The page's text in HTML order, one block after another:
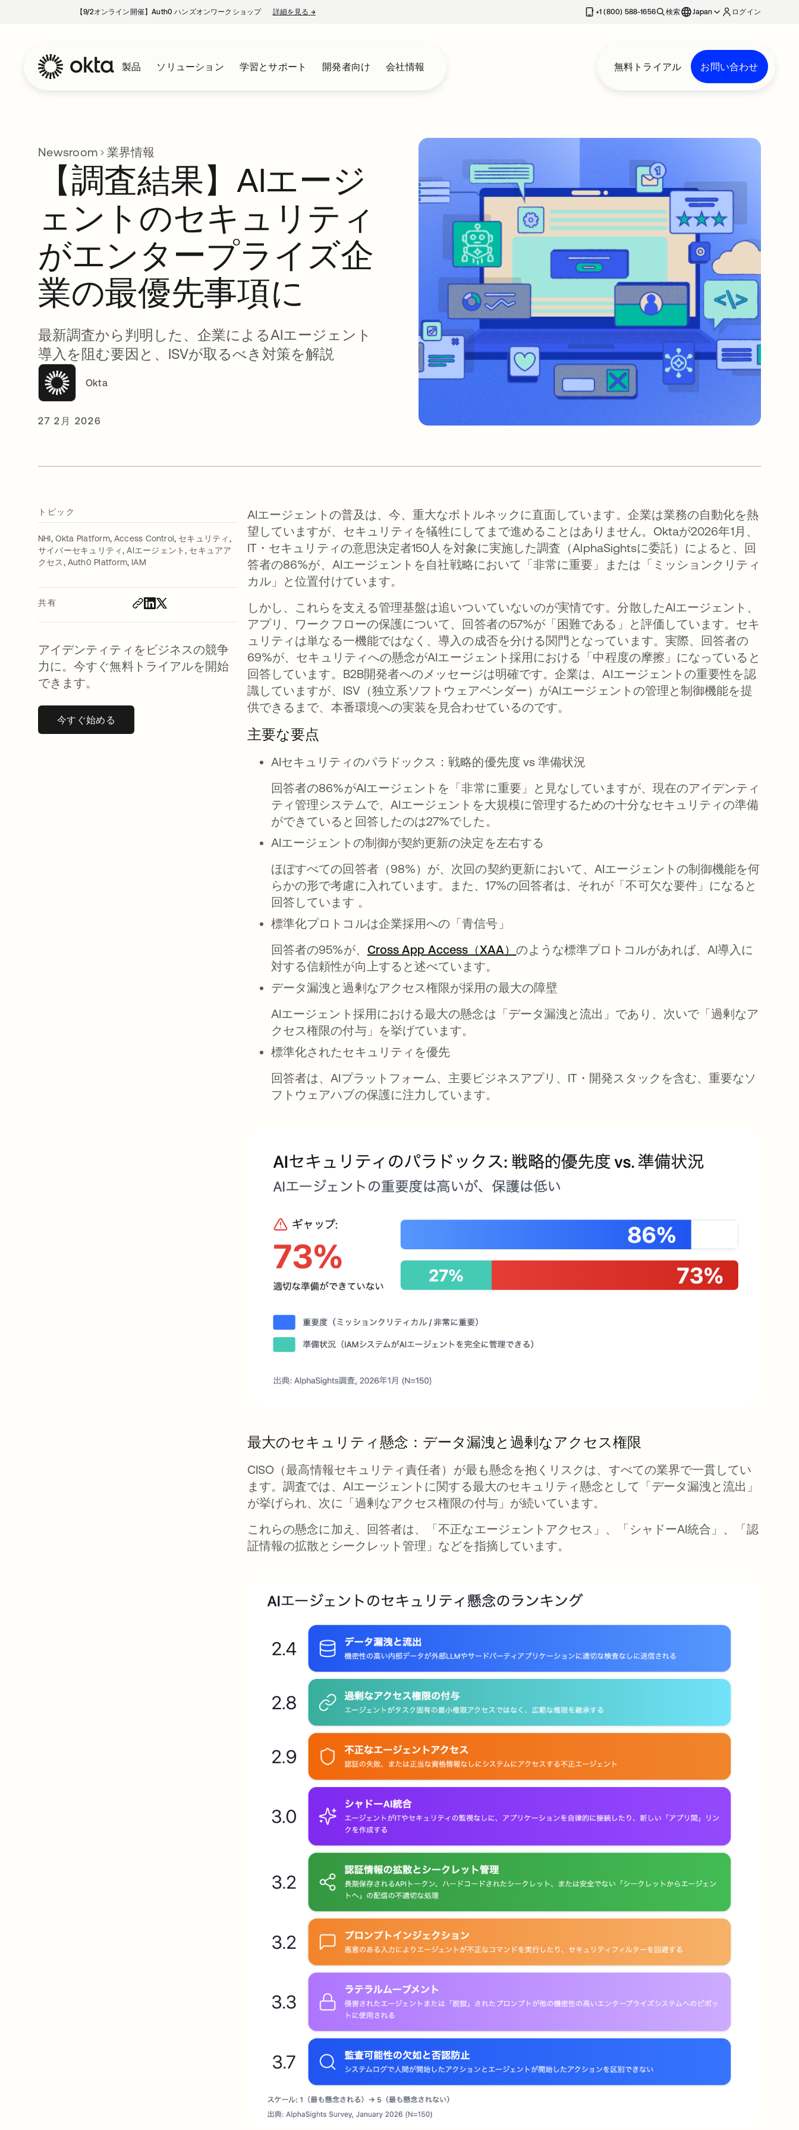
【9/2オンライン開催】Auth0 ハンズオンワークショップ 詳細を見る →新しいタブで開く +1 (800) 588-1656 検索 Japan ログイン
製品 ソリューション 学習とサポート 開発者向け 会社情報 無料トライアル お問い合わせ
Newsroom 業界情報
【調査結果】AIエージ
ェントのセキュリティ
がエンタープライズ企
業の最優先事項に
最新調査から判明した、企業によるAIエージェント
導入を阻む要因と、ISVが取るべき対策を解説
Okta
27 2月 2026
トピック
NHI, Okta Platform, Access Control, セキュリティ ,
サイバーセキュリティ,AIエージェント, セキュアア
クセス, Auth0 Platform, IAM
共有
アイデンティティをビジネスの競争
力に。今すぐ無料トライアルを開始
できます。
今すぐ始める新しいタブで開く
AIエージェントの普及は、今、重大なボトルネックに直面しています。企業は業務の自動化を熱
望していますが、セキュリティを犠牲にしてまで進めることはありません。Oktaが2026年1月、
IT・セキュリティの意思決定者150人を対象に実施した調査（AlphaSightsに委託）によると、回
答者の86%が、AIエージェントを自社戦略において「非常に重要」または「ミッションクリティ
カル」と位置付けています。
しかし、これらを支える管理基盤は追いついていないのが実情です。分散したAIエージェント、
アプリ、ワークフローの保護について、回答者の57%が「困難である」と評価しています。セキ
ュリティは単なる一機能ではなく、導入の成否を分ける関門となっています。実際、回答者の
69%が、セキュリティへの懸念がAIエージェント採用における「中程度の摩擦」になっていると
回答しています。B2B開発者へのメッセージは明確です。企業は、AIエージェントの重要性を認
識していますが、ISV（独立系ソフトウェアベンダー）がAIエージェントの管理と制御機能を提
供できるまで、本番環境への実装を見合わせているのです。
主要な要点
AIセキュリティのパラドックス：戦略的優先度 vs 準備状況
回答者の86%がAIエージェントを「非常に重要」と見なしていますが、現在のアイデンティ
ティ管理システムで、AIエージェントを大規模に管理するための十分なセキュリティの準備
ができていると回答したのは27%でした。
AIエージェントの制御が契約更新の決定を左右する
ほぼすべての回答者（98%）が、次回の契約更新において、AIエージェントの制御機能を何
らかの形で考慮に入れています。また、17%の回答者は、それが「不可欠な要件」になると
回答しています 。
標準化プロトコルは企業採用への「青信号」
回答者の95%が、 Cross App Access（XAA）のような標準プロトコルがあれば、AI導入に
対する信頼性が向上すると述べています。
データ漏洩と過剰なアクセス権限が採用の最大の障壁
AIエージェント採用における最大の懸念は「データ漏洩と流出」であり、次いで「過剰なア
クセス権限の付与」を挙げています。
標準化されたセキュリティを優先
回答者は、AIプラットフォーム、主要ビジネスアプリ、IT・開発スタックを含む、重要なソ
フトウェアハブの保護に注力しています。
最大のセキュリティ懸念：データ漏洩と過剰なアクセス権限
CISO（最高情報セキュリティ責任者）が最も懸念を抱くリスクは、すべての業界で一貫してい
ます。調査では、AIエージェントに関する最大のセキュリティ懸念として「データ漏洩と流出」
が挙げられ、次に「過剰なアクセス権限の付与」が続いています。
これらの懸念に加え、回答者は、「不正なエージェントアクセス」、「シャドーAI統合」、「認
証情報の拡散とシークレット管理」などを指摘しています。